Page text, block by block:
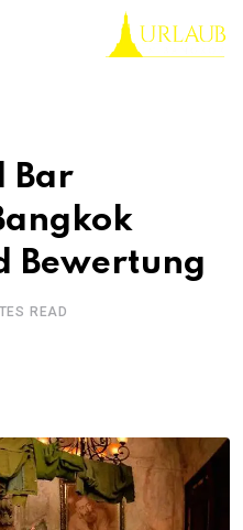
Bar
Bewertung
READ